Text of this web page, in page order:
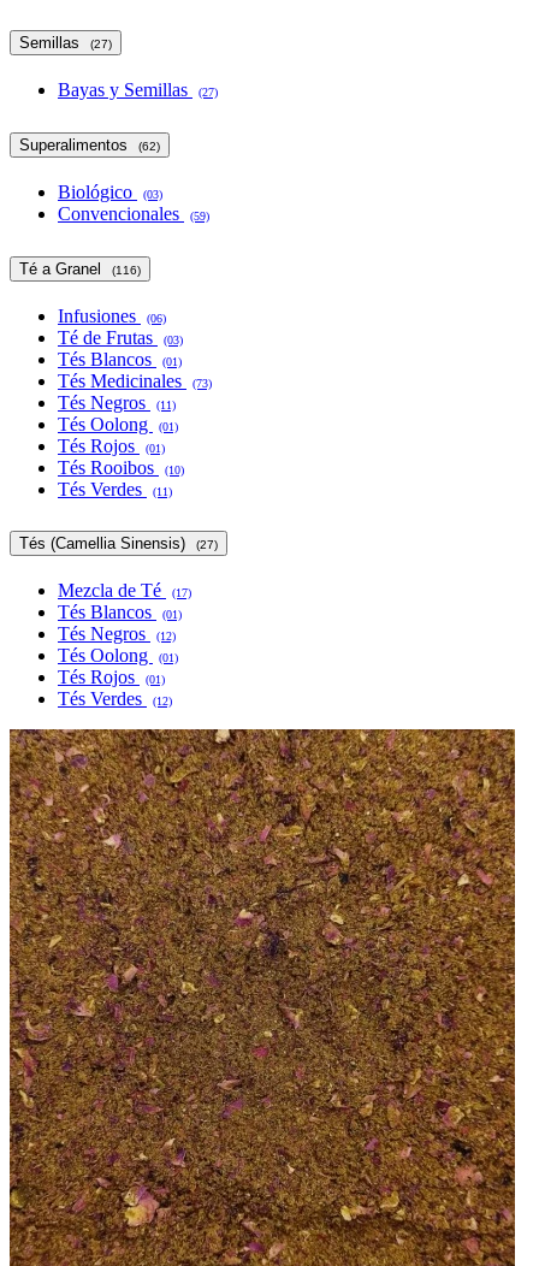
Semillas (27)
Bayas y Semillas (27)
Superalimentos (62)
Biológico (03)
Convencionales (59)
Té a Granel (116)
Infusiones (06)
Té de Frutas (03)
Tés Blancos (01)
Tés Medicinales (73)
Tés Negros (11)
Tés Oolong (01)
Tés Rojos (01)
Tés Rooibos (10)
Tés Verdes (11)
Tés (Camellia Sinensis) (27)
Mezcla de Té (17)
Tés Blancos (01)
Tés Negros (12)
Tés Oolong (01)
Tés Rojos (01)
Tés Verdes (12)